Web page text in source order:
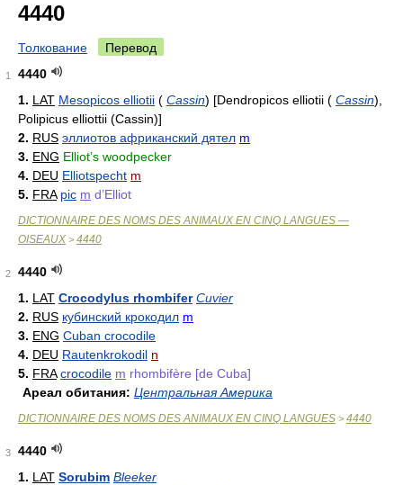
4440
Толкование Перевод
1
4440
1. LAT Mesopicos elliotii ( Cassin) [Dendropicos elliotii ( Cassin)
Polipicus elliottii (Cassin)]
2. RUS эллиотов африканский дятел m
3. ENG Elliot’s woodpecker
4. DEU Elliotspecht m
5. FRA pic m d’Elliot
DICTIONNAIRE DES NOMS DES ANIMAUX EN CINQ LANGUES —
OISEAUX > 4440
2
4440
1. LAT Crocodylus rhombifer Cuvier
2. RUS кубинский крокодил m
3. ENG Cuban crocodile
4. DEU Rautenkrokodil n
5. FRA crocodile m rhombifère [de Cuba]
Ареал обитания: Центральная Америка
DICTIONNAIRE DES NOMS DES ANIMAUX EN CINQ LANGUES > 4440
3
4440
1. LAT Sorubim Bleeker